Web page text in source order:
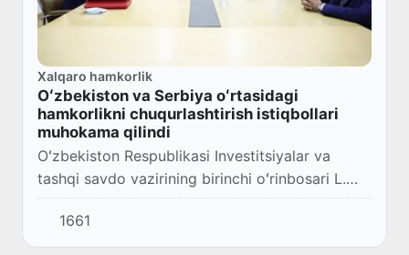
Xalqaro hamkorlik
Oʻzbekiston va Serbiya oʻrtasidagi
hamkorlikni chuqurlashtirish istiqbollari
muhokama qilindi
Oʻzbekiston Respublikasi Investitsiyalar va
tashqi savdo vazirining birinchi oʻrinbosari L.
Kudratov Serbiya Respublikasi Tashqi ishlar
vazirligi Davlat kotibi N. Starovich bilan u...
1661